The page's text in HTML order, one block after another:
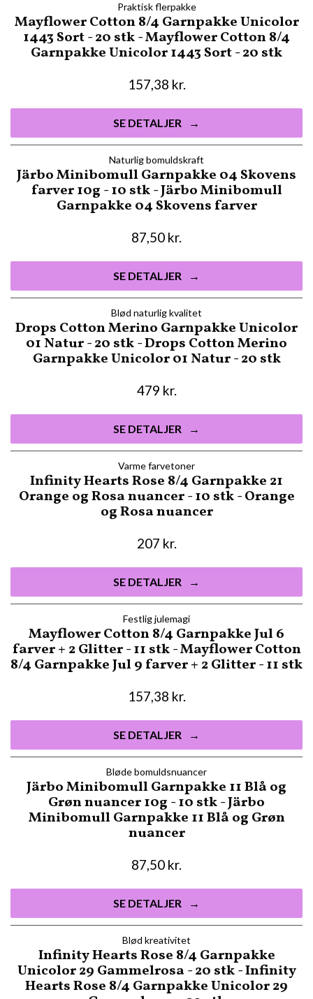
Praktisk flerpakke
Mayflower Cotton 8/4 Garnpakke Unicolor
1443 Sort - 20 stk - Mayflower Cotton 8/4
Garnpakke Unicolor 1443 Sort - 20 stk
157,38 kr.
SE DETALJER
Naturlig bomuldskraft
Järbo Minibomull Garnpakke 04 Skovens
farver 10g - 10 stk - Järbo Minibomull
Garnpakke 04 Skovens farver
87,50 kr.
SE DETALJER
Blød naturlig kvalitet
Drops Cotton Merino Garnpakke Unicolor
01 Natur - 20 stk - Drops Cotton Merino
Garnpakke Unicolor 01 Natur - 20 stk
479 kr.
SE DETALJER
Varme farvetoner
Infinity Hearts Rose 8/4 Garnpakke 21
Orange og Rosa nuancer - 10 stk - Orange
og Rosa nuancer
207 kr.
SE DETALJER
Festlig julemagi
Mayflower Cotton 8/4 Garnpakke Jul 6
farver + 2 Glitter - 11 stk - Mayflower Cotton
8/4 Garnpakke Jul 9 farver + 2 Glitter - 11 stk
157,38 kr.
SE DETALJER
Bløde bomuldsnuancer
Järbo Minibomull Garnpakke 11 Blå og
Grøn nuancer 10g - 10 stk - Järbo
Minibomull Garnpakke 11 Blå og Grøn
nuancer
87,50 kr.
SE DETALJER
Blød kreativitet
Infinity Hearts Rose 8/4 Garnpakke
Unicolor 29 Gammelrosa - 20 stk - Infinity
Hearts Rose 8/4 Garnpakke Unicolor 29